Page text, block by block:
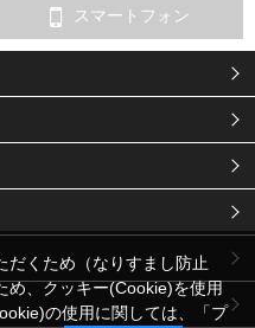
導棒・
14-ライフジャケット
スマートフォン
だくため（なりすまし防止
め、クッキー(Cookie)を使用
の使用に関しては、「プ